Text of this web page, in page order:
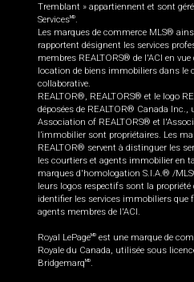
Tremblant » appartiennent et sont
ServicesMD.
Les marques de commerce MLS®
rapportent désignent les services
membres REALTORS® de l'ACI en
location de biens immobiliers dans le
collaborative.
REALTOR®, REALTORS® et le logo
déposées de REALTOR® Canada
Association of REALTORS® et
l’immobilier sont propriétaires. Les
REALTOR® servent à distinguer les
les courtiers et agents immobilier en
marques d'homologation S.I.A.® /
leurs logos respectifs sont la propriété
identifier les services immobiliers
agents membres de l'ACI.
Royal LePageMD est une marque de
Royale du Canada, utilisée sous
BridgemarqMD.